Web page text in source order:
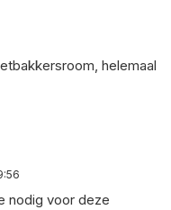
helemaal
nodig voor deze